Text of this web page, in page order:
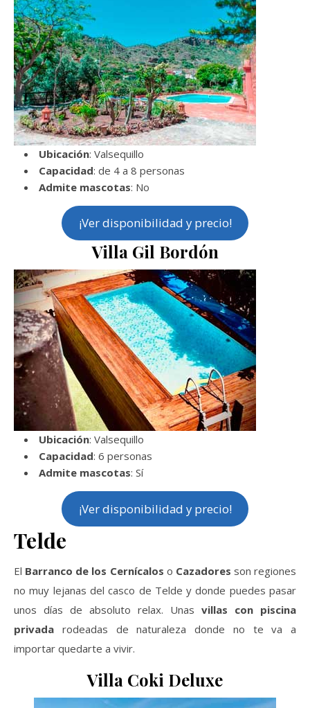
Ubicación: Valsequillo
Capacidad: de 4 a 8 personas
Admite mascotas: No
¡Ver disponibilidad y precio!
Villa Gil Bordón
Ubicación: Valsequillo
Capacidad: 6 personas
Admite mascotas: Sí
¡Ver disponibilidad y precio!
Telde
El Barranco de los Cernícalos o Cazadores son regiones
no muy lejanas del casco de Telde y donde puedes pasar
unos días de absoluto relax. Unas villas con piscina
privada rodeadas de naturaleza donde no te va a
importar quedarte a vivir.
Villa Coki Deluxe